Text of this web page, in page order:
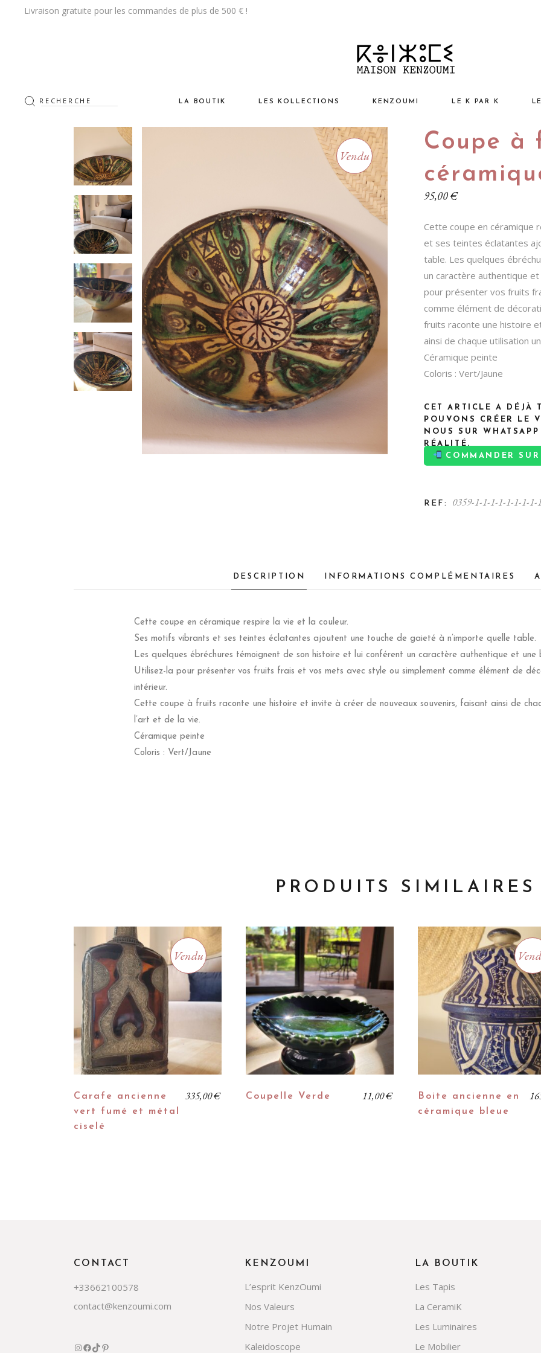
Livraison gratuite pour les commandes de plus de 500 € !
LA BOUTIK
Les Objets DeKo & Accessoires
Les Textiles
LES KOLLECTIONS
Pop ArtistiK
Création Kenzoumi
KENZOUMI
L’esprit Kenzoumi
Nos Valeurs
Notre Projet Humain
Kaleidoscope
LE K PAR K
Vendu
Coupe à
95,00€
Cette coupe en céramique
et ses teintes éclatantes
table. Les quelques
un caractère authentique
pour présenter vos fruits
comme élément de
fruits raconte une histoire
ainsi de chaque utilisation
Céramique peinte
Coloris : Vert/Jaune
CET ARTICLE A DÉJÀ
POUVONS CRÉER LE
NOUS SUR
RÉALITÉ.
COMMANDER
REF: 0359-1-1-1-1-1-1-1-1-
DESCRIPTION INFORMATIONS COMPLÉMENTAIRES
Cette coupe en céramique respire la vie et la couleur.
Ses motifs vibrants et ses teintes éclatantes ajoutent une touche de gaieté à n’importe quelle table.
Les quelques ébréchures témoignent de son histoire et lui conférent un caractère authentique et
Utilisez-la pour présenter vos fruits frais et vos mets avec style ou simplement comme élément de
intérieur.
Cette coupe à fruits raconte une histoire et invite à créer de nouveaux souvenirs, faisant ainsi de
l’art et de la vie.
Céramique peinte
Coloris : Vert/Jaune
PRODUITS SIMILAIRES
Vendu
Carafe ancienne
vert fumé et métal
ciselé
335,00€ Coupelle Verde 11,00€
Boite ancienne en
céramique bleue
CONTACT
+33662100578
contact@kenzoumi.com
KENZOUMI
L’esprit KenzOumi
Nos Valeurs
Notre Projet Humain
Kaleidoscope
LA BOUTIK
Les Tapis
La CeramiK
Les Luminaires
Le Mobilier